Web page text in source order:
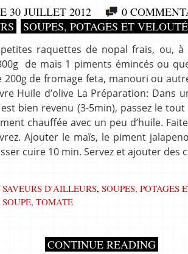
30 JUILLET 2012 0
SOUPES, POTAGES ET
raquettes de nopal frais, ou,
de maïs 1 piments émincés ou
de fromage feta, manouri ou
Huile d’olive La Préparation: Dans
bien revenu (3-5min), passez le
chauffée avec un peu d’huile.
Ajouter le maïs, le piment
cuire 10 min. Servez et ajouter des
SAVEURS D'AILLEURS, SOUPES, POTAGES
SOUPE, TOMATE
CONTINUE READING